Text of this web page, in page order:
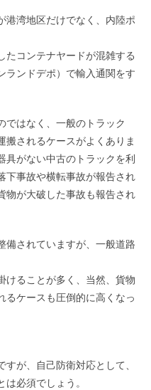
港湾地区だけでなく、内陸ポ
たコンテナヤードが混雑する
ランドデポ）で輸入通関をす
ではなく、一般のトラック
搬されるケースがよくありま
具がない中古のトラックを利
下事故や横転事故が報告され
物が大破した事故も報告され
備されていますが、一般道路
けることが多く、当然、貨物
るケースも圧倒的に高くなっ
が、自己防衛対応として、
必須でしょう。